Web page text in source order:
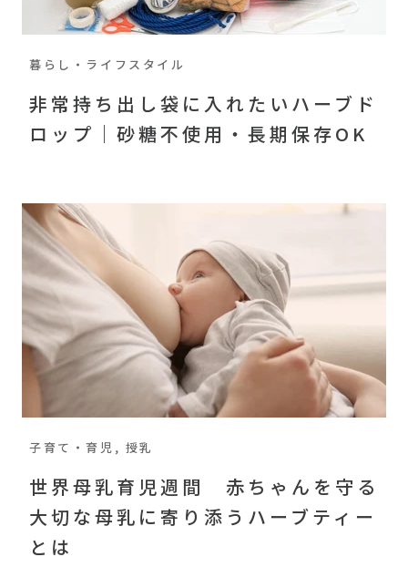
暮らし・ライフスタイル
非常持ち出し袋に入れたいハーブド
ロップ｜砂糖不使用・長期保存OK
子育て・育児, 授乳
世界母乳育児週間 赤ちゃんを守る
大切な母乳に寄り添うハーブティー
とは